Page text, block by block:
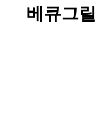
베큐그